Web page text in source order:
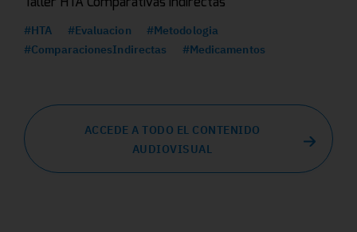
#HTA #Evaluacion
#Metodologia
#ComparacionesIndirectas
#Medicamentos
ACCEDE A TODO EL CONTENIDO
AUDIOVISUAL